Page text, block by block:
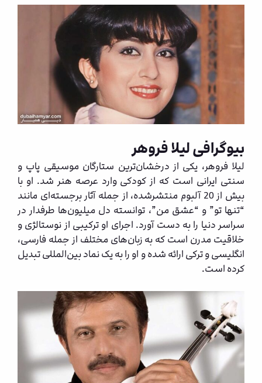
بیوگرافی لیلا فروهر
لیلا فروهر، یکی از درخشان‌ترین ستارگان موسیقی پاپ و
سنتی ایرانی است که از کودکی وارد عرصه هنر شد. او با
بیش از 20 آلبوم منتشرشده، از جمله آثار برجسته‌ای مانند
“تنها تو” و “عشق من”، توانسته دل میلیون‌ها طرفدار در
سراسر دنیا را به دست آورد. اجرای او ترکیبی از نوستالژی و
خلاقیت مدرن است که به زبان‌های مختلف از جمله فارسی،
انگلیسی و ترکی ارائه شده و او را به یک نماد بین‌المللی تبدیل
کرده است.